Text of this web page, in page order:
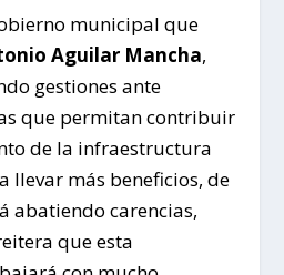
municipal que
Aguilar Mancha,
gestiones ante
que permitan contribuir
de la infraestructura
llevar más beneficios, de
abatiendo carencias,
que esta